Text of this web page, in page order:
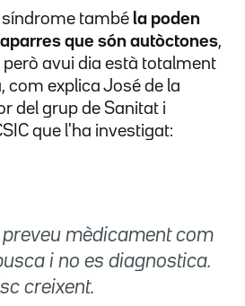
també la poden
que són autòctones,
però avui dia està totalment
com explica José de la
del grup de Sanitat i
que l'ha investigat:
preveu mèdicament com
i no es diagnostica.
creixent.